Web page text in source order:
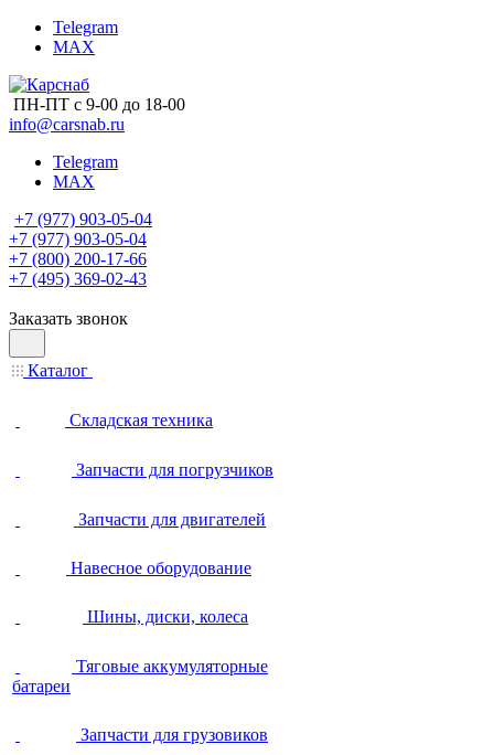
Telegram
MAX
ПН-ПТ с 9-00 до 18-00
info@carsnab.ru
Telegram
MAX
+7 (977) 903-05-04
+7 (977) 903-05-04
+7 (800) 200-17-66
+7 (495) 369-02-43
Заказать звонок
Каталог
Складская техника
Запчасти для погрузчиков
Запчасти для двигателей
Навесное оборудование
Шины, диски, колеса
Тяговые аккумуляторные
батареи
Запчасти для грузовиков